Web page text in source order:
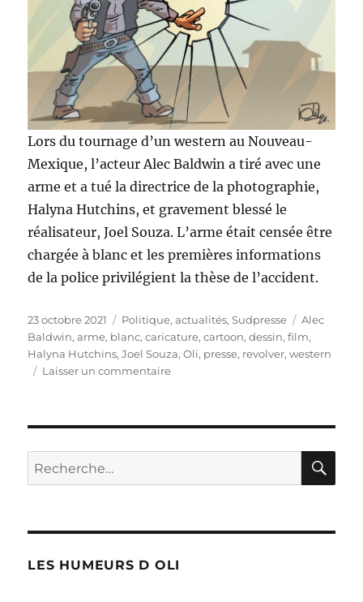
Lors du tournage d’un western au Nouveau-
Mexique, l’acteur Alec Baldwin a tiré avec une
arme et a tué la directrice de la photographie,
Halyna Hutchins, et gravement blessé le
réalisateur, Joel Souza. L’arme était censée être
chargée à blanc et les premières informations
de la police privilégient la thèse de l’accident.
Publié
le
23 octobre 2021 Catégories
Politique, actualités,Sudpresse Étiquettes
Alec
Baldwin,arme, blanc,caricature,cartoon,dessin,film,
Halyna Hutchins,Joel Souza,Oli, presse, revolver,western
Laisser un commentairesur
tournage
Recherche
pour :
LES HUMEURS D OLI